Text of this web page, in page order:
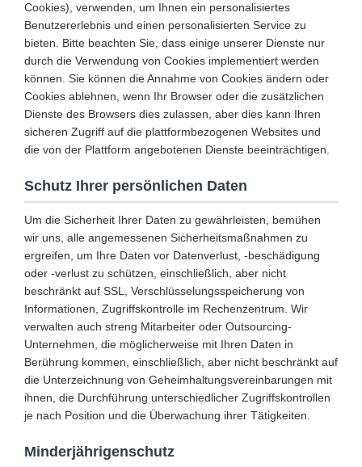
Cookies), verwenden, um Ihnen ein personalisiertes
Benutzererlebnis und einen personalisierten Service zu
bieten. Bitte beachten Sie, dass einige unserer Dienste nur
durch die Verwendung von Cookies implementiert werden
können. Sie können die Annahme von Cookies ändern oder
Cookies ablehnen, wenn Ihr Browser oder die zusätzlichen
Dienste des Browsers dies zulassen, aber dies kann Ihren
sicheren Zugriff auf die plattformbezogenen Websites und
die von der Plattform angebotenen Dienste beeinträchtigen.
Schutz Ihrer persönlichen Daten
Um die Sicherheit Ihrer Daten zu gewährleisten, bemühen
wir uns, alle angemessenen Sicherheitsmaßnahmen zu
ergreifen, um Ihre Daten vor Datenverlust, -beschädigung
oder -verlust zu schützen, einschließlich, aber nicht
beschränkt auf SSL, Verschlüsselungsspeicherung von
Informationen, Zugriffskontrolle im Rechenzentrum. Wir
verwalten auch streng Mitarbeiter oder Outsourcing-
Unternehmen, die möglicherweise mit Ihren Daten in
Berührung kommen, einschließlich, aber nicht beschränkt auf
die Unterzeichnung von Geheimhaltungsvereinbarungen mit
ihnen, die Durchführung unterschiedlicher Zugriffskontrollen
je nach Position und die Überwachung ihrer Tätigkeiten.
Minderjährigenschutz